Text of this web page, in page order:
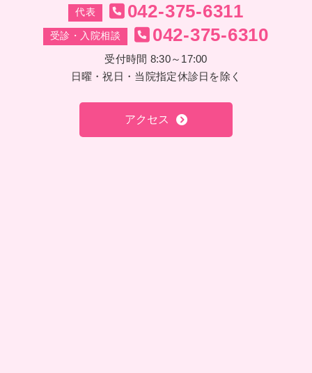
代表 042-375-6311
受診・入院相談 042-375-6310
受付時間 8:30～17:00
日曜・祝日・当院指定休診日を除く
アクセス